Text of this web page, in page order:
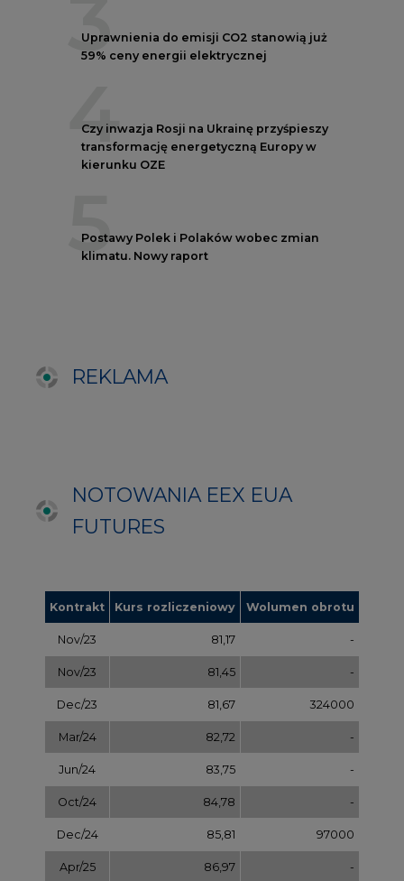
FUTURES
Nov/23
Jun/24 83,75
Oct/24
Apr/25 86,97 -
Jul/25 87,87 -
Oct/25 88,78 -
Dec/25 89,70 -
Mar/26 90,68 -
Jul/26 91,65 -
Sep/26 92,63 -
Dec/26 93,60 -
Dec/27 97,58 -